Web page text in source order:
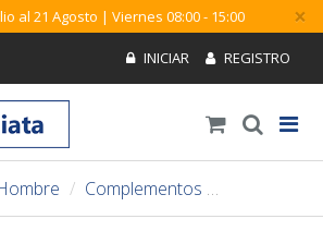
al 21 Agosto | Viernes 08:00 - 15:00 ×
Complementos